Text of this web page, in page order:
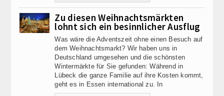
Zu diesen Weihnachtsmärkten
lohnt sich ein besinnlicher Ausflug
Was wäre die Adventszeit ohne einen Besuch auf
dem Weihnachtsmarkt? Wir haben uns in
Deutschland umgesehen und die schönsten
Wintermärkte für Sie gefunden: Während in
Lübeck die ganze Familie auf ihre Kosten kommt,
geht es in Essen international zu. In